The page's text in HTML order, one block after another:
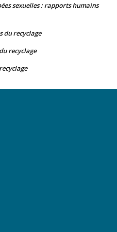
sexuelles : rapports humains
du recyclage
recyclage